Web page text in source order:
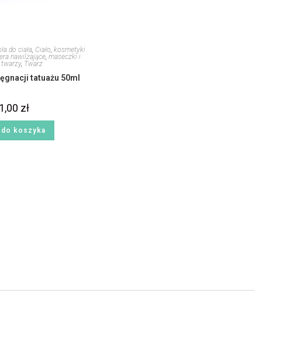
do ciała, Ciało, kosmetyki
nawilżające,maseczki i
twarzy, Twarz
tatuażu 50ml
zł
do koszyka